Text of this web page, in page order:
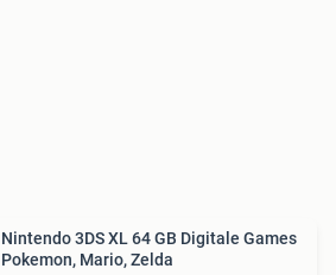
Nintendo 3DS XL 64 GB Digitale Games
Pokemon, Mario, Zelda